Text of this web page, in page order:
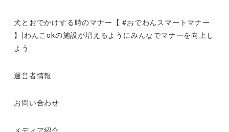
犬とおでかけする時のマナー【 #おでわんスマートマナー
】|わんこokの施設が増えるようにみんなでマナーを向上し
よう
運営者情報
お問い合わせ